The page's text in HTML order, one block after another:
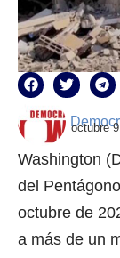
octubre
Washington
del
octubre de
a más de un